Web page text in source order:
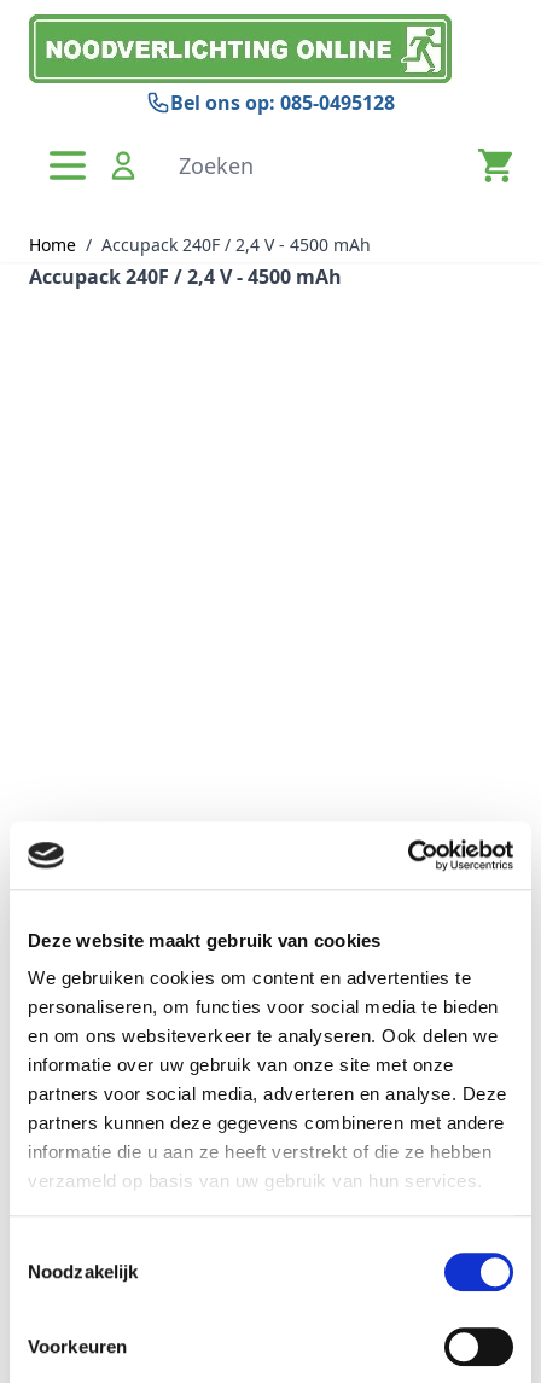
Deze website maakt gebruik van cookies
We gebruiken cookies om content en advertenties te
personaliseren, om functies voor social media te bieden
en om ons websiteverkeer te analyseren. Ook delen we
informatie over uw gebruik van onze site met onze
partners voor social media, adverteren en analyse. Deze
partners kunnen deze gegevens combineren met andere
informatie die u aan ze heeft verstrekt of die ze hebben
verzameld op basis van uw gebruik van hun services.
Noodzakelijk
Voorkeuren
Ga naar de inhoud
Bel ons op: 085-0495128
Zoeken
Home / Accupack 240F / 2,4 V - 4500 mAh
Accupack 240F / 2,4 V - 4500 mAh
€ 16,95
Inclusief BTW: € 20,51
Aantal
Kies uw connector bij "gerelateerd"
Specificaties
Reference 240F
32 x 59 x 64 mm